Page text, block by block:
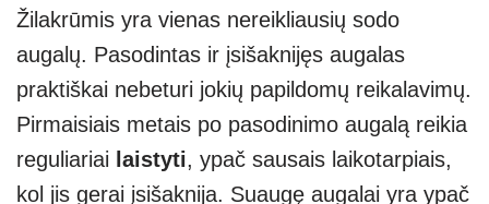
Žilakrūmis yra vienas nereikliausių sodo
augalų. Pasodintas ir įsišaknijęs augalas
praktiškai nebeturi jokių papildomų reikalavimų.
Pirmaisiais metais po pasodinimo augalą reikia
reguliariai laistyti, ypač sausais laikotarpiais,
kol jis gerai įsišaknija. Suaugę augalai yra ypač